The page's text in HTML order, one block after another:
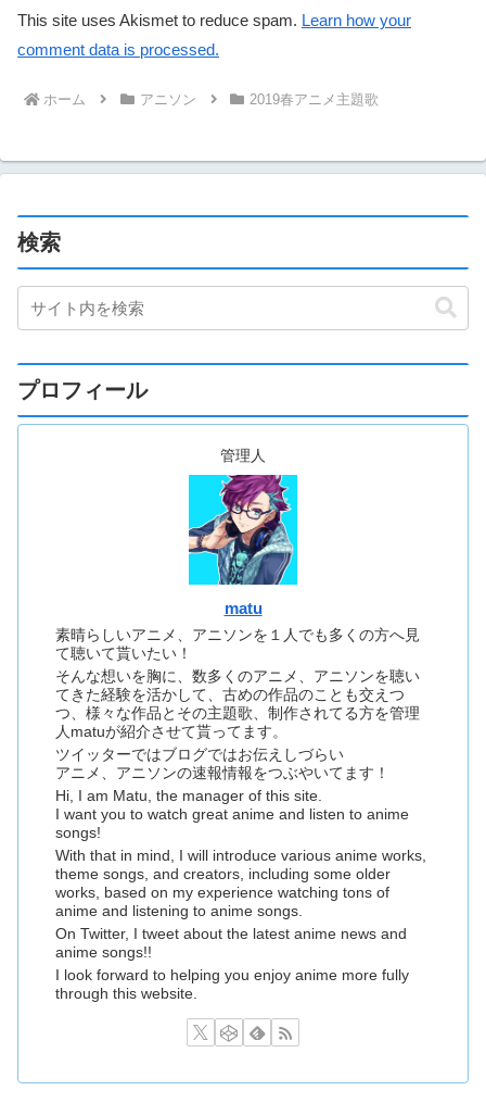
This site uses Akismet to reduce spam. Learn how your
comment data is processed.
ホーム アニソン 2019春アニメ主題歌
検索
プロフィール
管理人
matu
素晴らしいアニメ、アニソンを１人でも多くの方へ見
て聴いて貰いたい！
そんな想いを胸に、数多くのアニメ、アニソンを聴い
てきた経験を活かして、古めの作品のことも交えつ
つ、様々な作品とその主題歌、制作されてる方を管理
人matuが紹介させて貰ってます。
ツイッターではブログではお伝えしづらい
アニメ、アニソンの速報情報をつぶやいてます！
Hi, I am Matu, the manager of this site.
I want you to watch great anime and listen to anime
songs!
With that in mind, I will introduce various anime works,
theme songs, and creators, including some older
works, based on my experience watching tons of
anime and listening to anime songs.
On Twitter, I tweet about the latest anime news and
anime songs!!
I look forward to helping you enjoy anime more fully
through this website.